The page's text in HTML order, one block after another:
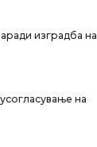
изградба на
на